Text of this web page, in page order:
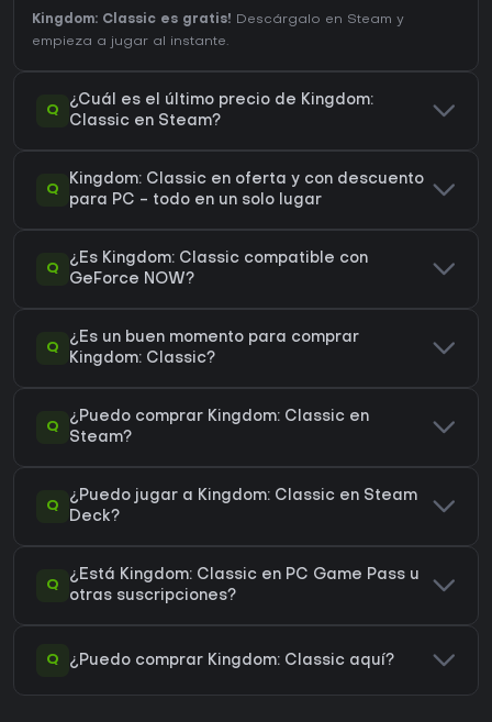
Kingdom: Classic es gratis! Descárgalo en Steam y
empieza a jugar al instante.
Q
¿Cuál es el último precio de Kingdom:
Classic en Steam?
Q
Kingdom: Classic en oferta y con descuento
para PC - todo en un solo lugar
Q
¿Es Kingdom: Classic compatible con
GeForce NOW?
Q
¿Es un buen momento para comprar
Kingdom: Classic?
Q
¿Puedo comprar Kingdom: Classic en
Steam?
Q
¿Puedo jugar a Kingdom: Classic en Steam
Deck?
Q
¿Está Kingdom: Classic en PC Game Pass u
otras suscripciones?
Q ¿Puedo comprar Kingdom: Classic aquí?